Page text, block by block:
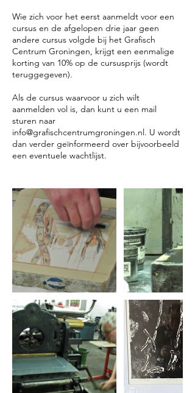
Wie zich voor het eerst aanmeldt voor een
cursus en de afgelopen drie jaar geen
andere cursus volgde bij het Grafisch
Centrum Groningen, krijgt een eenmalige
korting van 10% op de cursusprijs (wordt
teruggegeven).
Als de cursus waarvoor u zich wilt
aanmelden vol is, dan kunt u een mail
sturen naar
info@grafischcentrumgroningen.nl. U wordt
dan verder geïnformeerd over bijvoorbeeld
een eventuele wachtlijst.